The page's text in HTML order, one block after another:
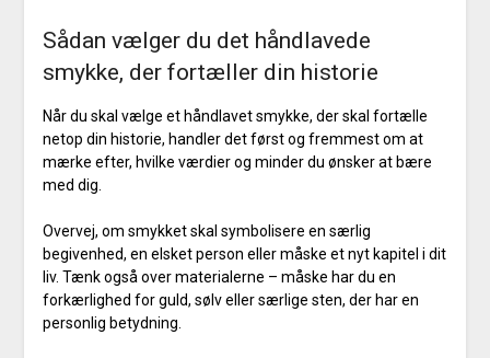
Sådan vælger du det håndlavede
smykke, der fortæller din historie
Når du skal vælge et håndlavet smykke, der skal fortælle
netop din historie, handler det først og fremmest om at
mærke efter, hvilke værdier og minder du ønsker at bære
med dig.
Overvej, om smykket skal symbolisere en særlig
begivenhed, en elsket person eller måske et nyt kapitel i dit
liv. Tænk også over materialerne – måske har du en
forkærlighed for guld, sølv eller særlige sten, der har en
personlig betydning.